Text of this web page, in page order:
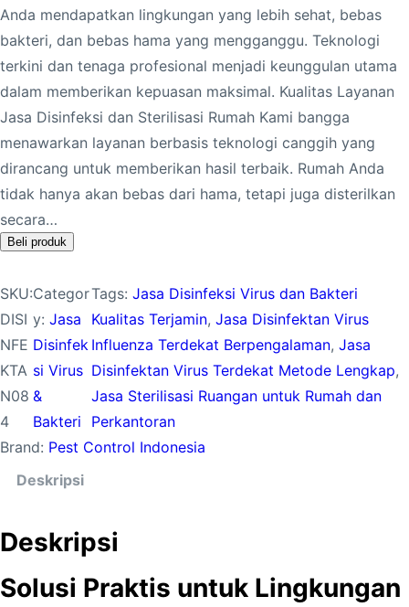
Anda mendapatkan lingkungan yang lebih sehat, bebas
bakteri, dan bebas hama yang mengganggu. Teknologi
terkini dan tenaga profesional menjadi keunggulan utama
dalam memberikan kepuasan maksimal. Kualitas Layanan
Jasa Disinfeksi dan Sterilisasi Rumah Kami bangga
menawarkan layanan berbasis teknologi canggih yang
dirancang untuk memberikan hasil terbaik. Rumah Anda
tidak hanya akan bebas dari hama, tetapi juga disterilkan
secara…
Beli produk
SKU:
DISI
NFE
KTA
N08
4
Categor
y:Jasa
Disinfek
si Virus
&
Bakteri
Tags:Jasa Disinfeksi Virus dan Bakteri
Kualitas Terjamin, Jasa Disinfektan Virus
Influenza Terdekat Berpengalaman, Jasa
Disinfektan Virus Terdekat Metode Lengkap,
Jasa Sterilisasi Ruangan untuk Rumah dan
Perkantoran
Brand: Pest Control Indonesia
Deskripsi
Deskripsi
Solusi Praktis untuk Lingkungan